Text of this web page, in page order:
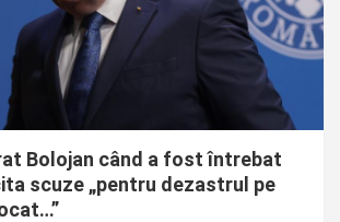
Bolojan când a fost întrebat
scuze „pentru dezastrul pe